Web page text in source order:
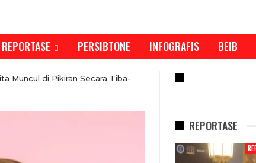
REPORTASE PERSIBTONE INFOGRAFIS BEIB
Muncul di Pikiran Secara Tiba-
REPORTASE